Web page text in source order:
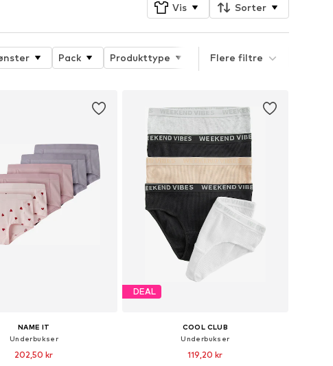
Vis Sorter
Pack Produkttype Temaområde
Flere filtre
NAME IT
Underbukser
202,50 kr
DEAL
COOL CLUB
Underbukser
119,20 kr